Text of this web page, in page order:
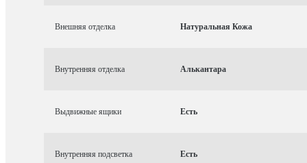
Внешняя отделка Натуральная Кожа
Внутренняя отделка Алькантара
Выдвижные ящики Есть
Внутренняя подсветка Есть